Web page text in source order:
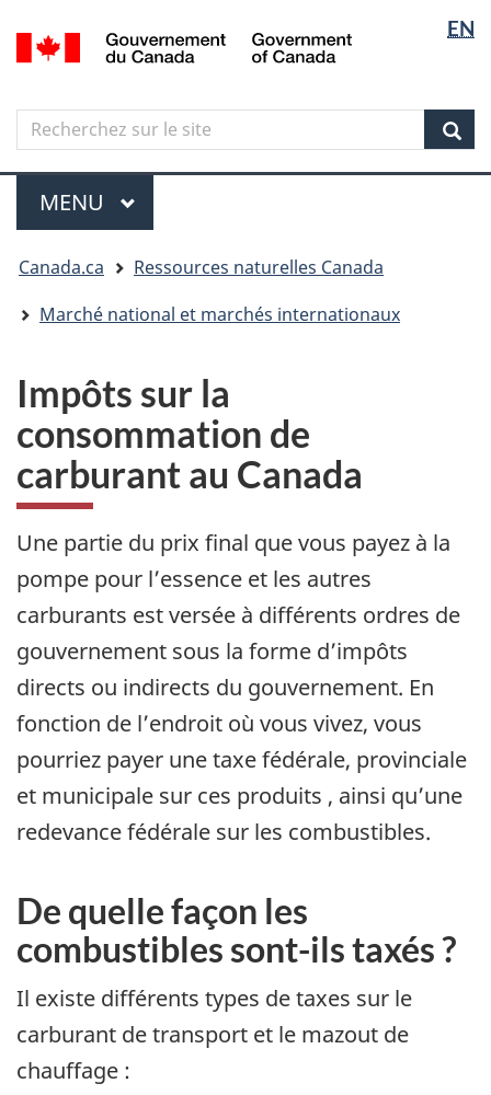
Aller
au
principal
Skip
to
government"
Passer
à
version
simplifiée
langue
EN
Canada
Search
Recherchez
sur
le
site
Menu
MENU PRINCIPAL
êtes
ici
Canada.ca
Ressources naturelles Canada
Marché national et marchés internationaux
Impôts sur la
consommation de
carburant au Canada
Une partie du prix final que vous payez à la
pompe pour l’essence et les autres
carburants est versée à différents ordres de
gouvernement sous la forme d’impôts
directs ou indirects du gouvernement. En
fonction de l’endroit où vous vivez, vous
pourriez payer une taxe fédérale, provinciale
et municipale sur ces produits , ainsi qu’une
redevance fédérale sur les combustibles.
De quelle façon les
combustibles sont-ils taxés ?
Il existe différents types de taxes sur le
carburant de transport et le mazout de
chauffage :